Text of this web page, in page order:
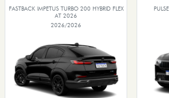
FASTBACK IMPETUS TURBO 200 HYBRID FLEX
AT 2026
2026/2026